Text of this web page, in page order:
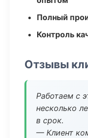
Полный
Контроль
Отзывы
Работаем с
несколько
в срок.
— Клиент